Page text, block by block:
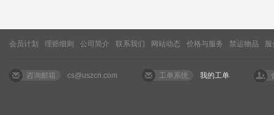
会员计划 理赔细则 公司简介 联系我们 网站动态 价格与服务 禁运物品
咨询邮箱 cs@uszcn.com 工单系统 我的工单